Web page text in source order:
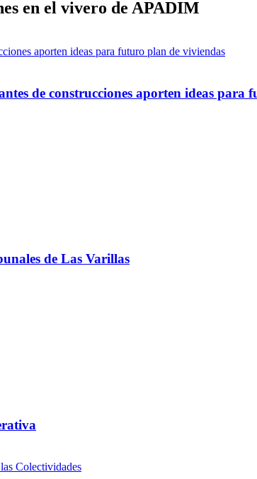
de construcciones aporten ideas para
de Las Varillas
en el vivero de APADIM